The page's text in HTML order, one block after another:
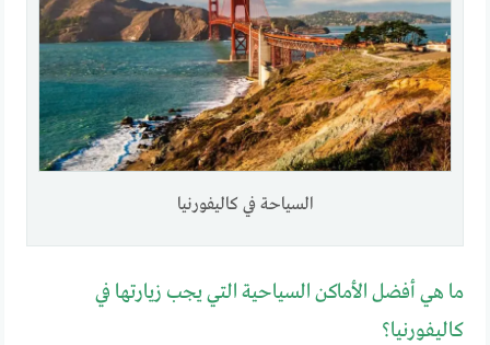
السياحة في كاليفورنيا
ما هي أفضل الأماكن السياحية التي يجب زيارتها في
كاليفورنيا؟